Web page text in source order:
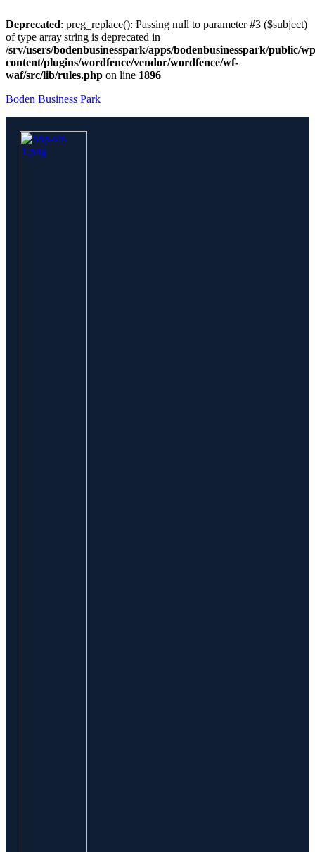
Deprecated: preg_replace(): Passing null to parameter #3 ($subject)
of type array|string is deprecated in
/srv/users/bodenbusinesspark/apps/bodenbusinesspark/public/
content/plugins/wordfence/vendor/wordfence/wf-
waf/src/lib/rules.php on line 1896
Boden Business Park